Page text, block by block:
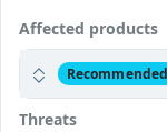
Affected products
Recommended
Threats